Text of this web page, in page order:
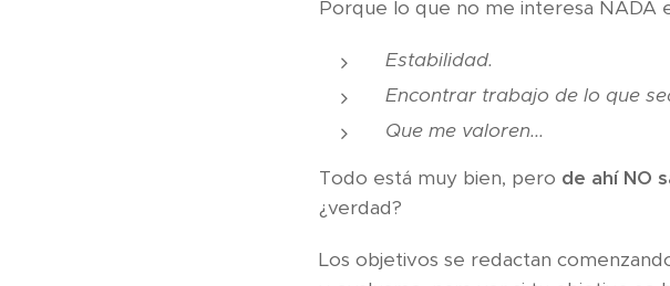
Porque lo que no me interesa NADA
Estabilidad.
Encontrar trabajo de lo que
Que me valoren...
Todo está muy bien, pero de ahí NO
¿verdad?
Los objetivos se redactan